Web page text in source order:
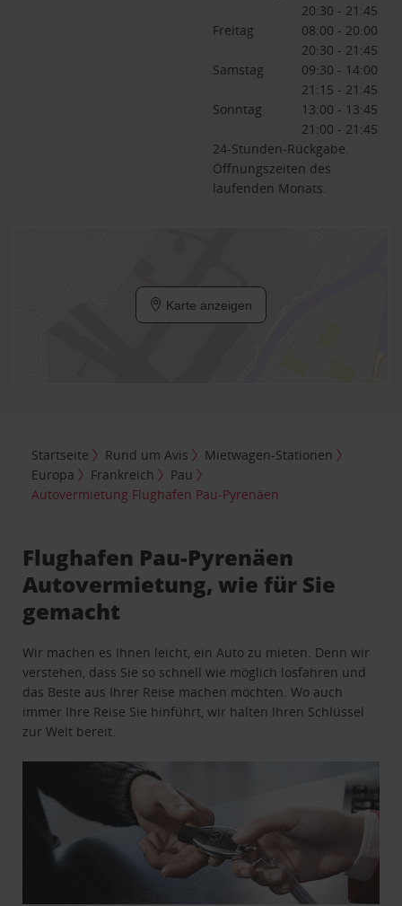
20:30 - 21:45
Freitag
08:00 - 20:00
20:30 - 21:45
Samstag
09:30 - 14:00
21:15 - 21:45
Sonntag
13:00 - 13:45
21:00 - 21:45
24-Stunden-Rückgabe.
Öffnungszeiten des
laufenden Monats.
Karte anzeigen
Startseite Rund um Avis
Mietwagen-Stationen
Europa
Frankreich
Pau
Autovermietung Flughafen Pau-Pyrenäen
Flughafen Pau-Pyrenäen
Autovermietung, wie für Sie
gemacht
Wir machen es Ihnen leicht, ein Auto zu mieten. Denn wir
verstehen, dass Sie so schnell wie möglich losfahren und
das Beste aus Ihrer Reise machen möchten. Wo auch
immer Ihre Reise Sie hinführt, wir halten Ihren Schlüssel
zur Welt bereit.